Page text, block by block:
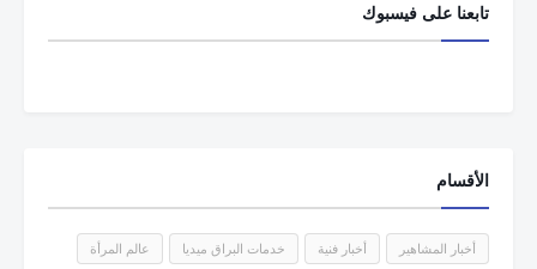
تابعنا على فيسبوك
الأقسام
أخبار المشاهير أخبار فنية خدمات البراق ميديا عالم المرأة